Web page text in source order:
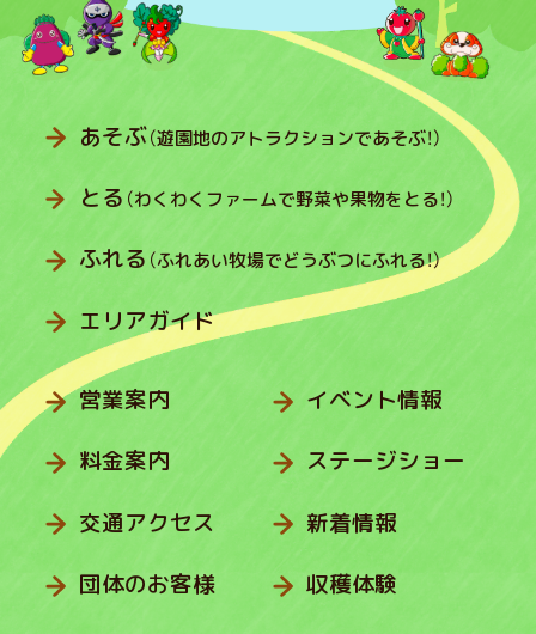
あそぶ（遊園地のアトラクションであそぶ！）
とる （わくわくファームで野菜や果物をとる！）
ふれる （ふれあい牧場でどうぶつにふれる！）
エリアガイド
営業案内
料金案内
交通アクセス
団体のお客様
イベント情報
ステージショー
新着情報
収穫体験